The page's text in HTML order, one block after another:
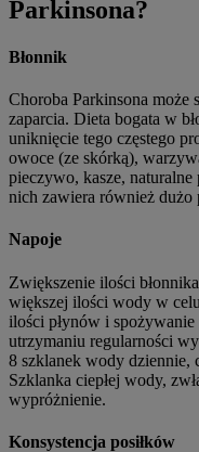
Parkinsona?
Błonnik
Choroba Parkinsona
zaparcia. Dieta bogata w
uniknięcie tego częstego
owoce (ze skórką),
pieczywo, kasze,
nich zawiera również dużo
Napoje
Zwiększenie ilości
większej ilości wody w
ilości płynów i
utrzymaniu regularności
8 szklanek wody dziennie,
Szklanka ciepłej wody,
wypróżnienie.
Konsystencja posiłków